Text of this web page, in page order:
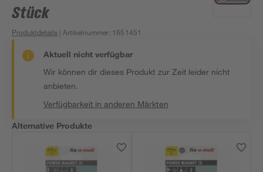
Stück
Produktdetails | Artikelnummer: 1651451
Aktuell nicht verfügbar
Wir können dir dieses Produkt zur Zeit leider nicht
anbieten.
Verfügbarkeit in anderen Märkten
Alternative Produkte